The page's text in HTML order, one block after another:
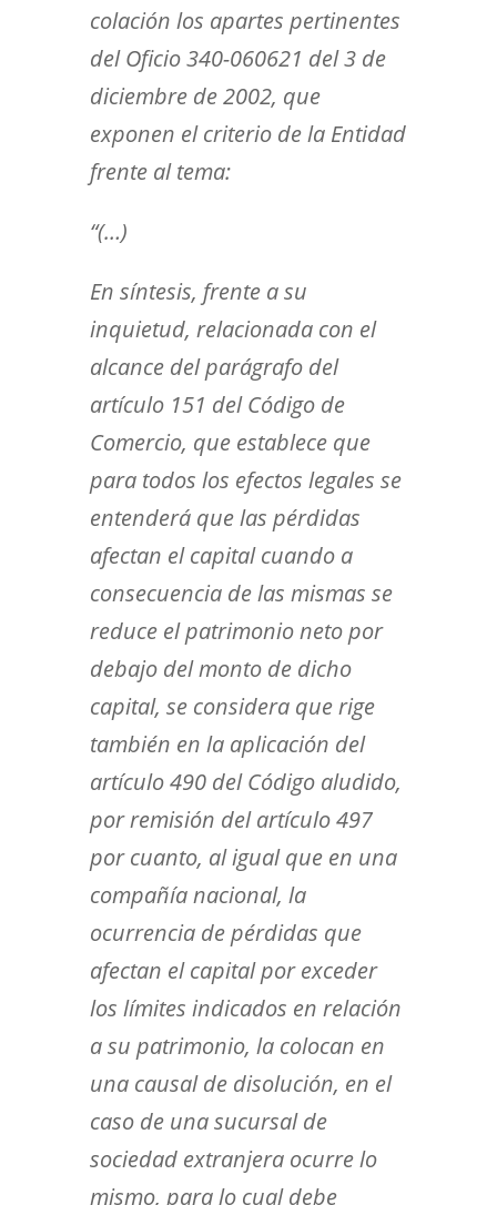
colación los apartes pertinentes
del Oficio 340-060621 del 3 de
diciembre de 2002, que
exponen el criterio de la Entidad
frente al tema:
“(…)
En síntesis, frente a su
inquietud, relacionada con el
alcance del parágrafo del
artículo 151 del Código de
Comercio, que establece que
para todos los efectos legales se
entenderá que las pérdidas
afectan el capital cuando a
consecuencia de las mismas se
reduce el patrimonio neto por
debajo del monto de dicho
capital, se considera que rige
también en la aplicación del
artículo 490 del Código aludido,
por remisión del artículo 497
por cuanto, al igual que en una
compañía nacional, la
ocurrencia de pérdidas que
afectan el capital por exceder
los límites indicados en relación
a su patrimonio, la colocan en
una causal de disolución, en el
caso de una sucursal de
sociedad extranjera ocurre lo
mismo, para lo cual debe